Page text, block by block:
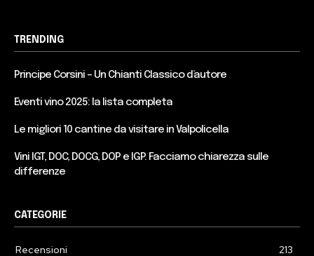
TRENDING
Principe Corsini – Un Chianti Classico d’autore
Eventi vino 2025: la lista completa
Le migliori 10 cantine da visitare in Valpolicella
Vini IGT, DOC, DOCG, DOP e IGP. Facciamo chiarezza sulle
differenze
CATEGORIE
Recensioni 213